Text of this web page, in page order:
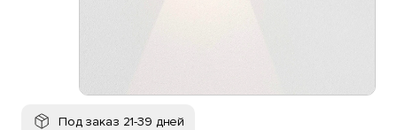
Под заказ 21-39 дней